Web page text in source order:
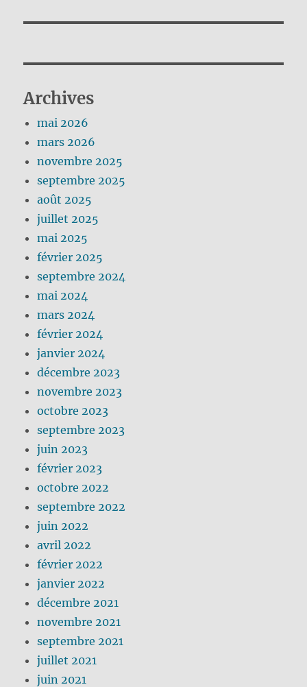
Archives
mai 2026
mars 2026
novembre 2025
septembre 2025
août 2025
juillet 2025
mai 2025
février 2025
septembre 2024
mai 2024
mars 2024
février 2024
janvier 2024
décembre 2023
novembre 2023
octobre 2023
septembre 2023
juin 2023
février 2023
octobre 2022
septembre 2022
juin 2022
avril 2022
février 2022
janvier 2022
décembre 2021
novembre 2021
septembre 2021
juillet 2021
juin 2021